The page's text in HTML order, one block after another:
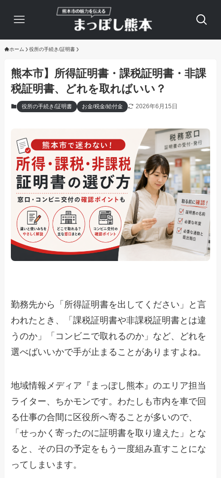
ホーム 役所の手続き/証明書
熊本市】所得証明書・課税証明書・非課
税証明書、どれを取ればいい？
役所の手続き/証明書 お金/税金/給付金 2026年6月15日
勤務先から「所得証明書を出してください」と言
われたとき、「課税証明書や非課税証明書とは違
うのか」「コンビニで取れるのか」など、どれを
選べばいいかで手が止まることがありますよね。
地域情報メディア『まっぽし熊本』のエリア担当
ライター、ちかモンです。わたしも市内を車で回
る仕事の合間に区役所へ寄ることが多いので、
「せっかく寄ったのに証明書を取り違えた」とな
ると、その日の予定をもう一度組み直すことにな
ってしまいます。